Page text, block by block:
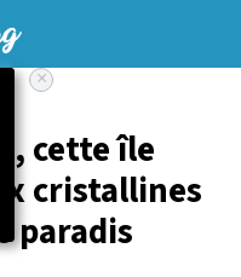
cette île
cristallines
paradis
×